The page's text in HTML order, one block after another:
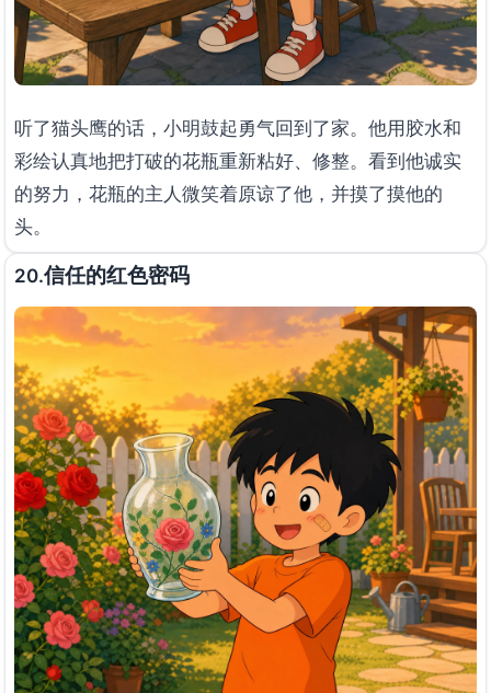
听了猫头鹰的话，小明鼓起勇气回到了家。他用胶水和
彩绘认真地把打破的花瓶重新粘好、修整。看到他诚实
的努力，花瓶的主人微笑着原谅了他，并摸了摸他的
头。
20.信任的红色密码